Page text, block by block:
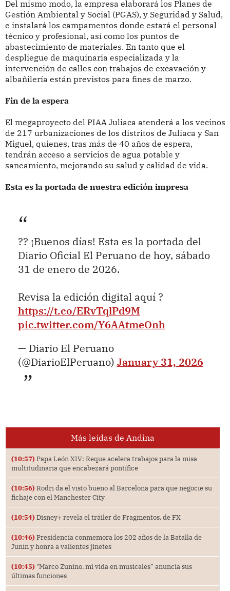
Del mismo modo, la empresa elaborará los Planes de
Gestión Ambiental y Social (PGAS), y Seguridad y Salud,
e instalará los campamentos donde estará el personal
técnico y profesional, así como los puntos de
abastecimiento de materiales. En tanto que el
despliegue de maquinaria especializada y la
intervención de calles con trabajos de excavación y
albañilería están previstos para fines de marzo.
Fin de la espera
El megaproyecto del PIAA Juliaca atenderá a los vecinos
de 217 urbanizaciones de los distritos de Juliaca y San
Miguel, quienes, tras más de 40 años de espera,
tendrán acceso a servicios de agua potable y
saneamiento, mejorando su salud y calidad de vida.
Esta es la portada de nuestra edición impresa
?? ¡Buenos días! Esta es la portada del
Diario Oficial El Peruano de hoy, sábado
31 de enero de 2026.
Revisa la edición digital aquí ?
https://t.co/ERvTqlPd9M
pic.twitter.com/Y6AAtmeOnh
— Diario El Peruano
(@DiarioElPeruano) January 31, 2026
Más leídas de Andina
(10:57) Papa León XIV: Reque acelera trabajos para la misa
multitudinaria que encabezará pontífice
(10:56) Rodri da el visto bueno al Barcelona para que negocie su
fichaje con el Manchester City
(10:54) Disney+ revela el tráiler de Fragmentos, de FX
(10:46) Presidencia conmemora los 202 años de la Batalla de
Junín y honra a valientes jinetes
(10:45) "Marco Zunino, mi vida en musicales” anuncia sus
últimas funciones